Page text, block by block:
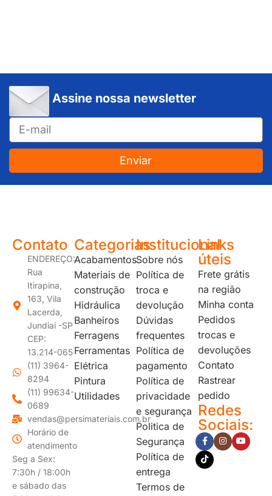
Assine nossa newsletter
Enviar
Contato
ENDEREÇO:
Rua
Itirapina,
163, Vila
Lacerda,
Jundiaí -SP
CEP:
13.214-065
(11) 3964-
8294
(11) 99634-
0689
vendas@persimateriais.com.br
Horário de
atendimento
Seg a Sex:
7:30h / 18:00h
e sábado das
Categorias
Acabamentos
Materiais de
construção
Hidráulica
Banheiros
Ferragens
Ferramentas
Elétrica
Pintura
Utilidades
Institucional
Sobre nós
Política de
troca e
devolução
Dúvidas
frequentes
Política de
pagamento
Política de
privacidade
e segurança
Politica de
Segurança
Política de
entrega
Termos de
Links
úteis
Frete grátis
na região
Minha conta
Pedidos
trocas e
devoluções
Contato
Rastrear
pedido
Redes
Sociais: